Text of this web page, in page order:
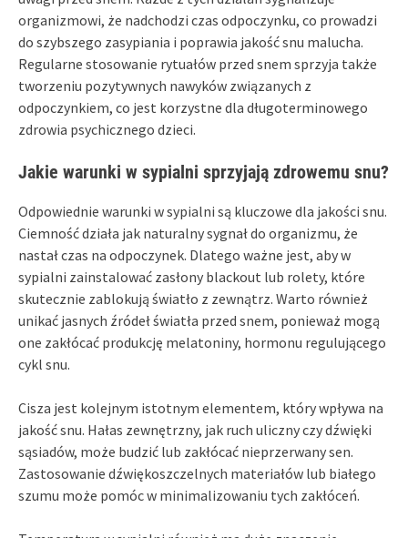
organizmowi, że nadchodzi czas odpoczynku, co prowadzi
do szybszego zasypiania i poprawia jakość snu malucha.
Regularne stosowanie rytuałów przed snem sprzyja także
tworzeniu pozytywnych nawyków związanych z
odpoczynkiem, co jest korzystne dla długoterminowego
zdrowia psychicznego dzieci.
Jakie warunki w sypialni sprzyjają zdrowemu snu?
Odpowiednie warunki w sypialni są kluczowe dla jakości snu.
Ciemność działa jak naturalny sygnał do organizmu, że
nastał czas na odpoczynek. Dlatego ważne jest, aby w
sypialni zainstalować zasłony blackout lub rolety, które
skutecznie zablokują światło z zewnątrz. Warto również
unikać jasnych źródeł światła przed snem, ponieważ mogą
one zakłócać produkcję melatoniny, hormonu regulującego
cykl snu.
Cisza jest kolejnym istotnym elementem, który wpływa na
jakość snu. Hałas zewnętrzny, jak ruch uliczny czy dźwięki
sąsiadów, może budzić lub zakłócać nieprzerwany sen.
Zastosowanie dźwiękoszczelnych materiałów lub białego
szumu może pomóc w minimalizowaniu tych zakłóceń.